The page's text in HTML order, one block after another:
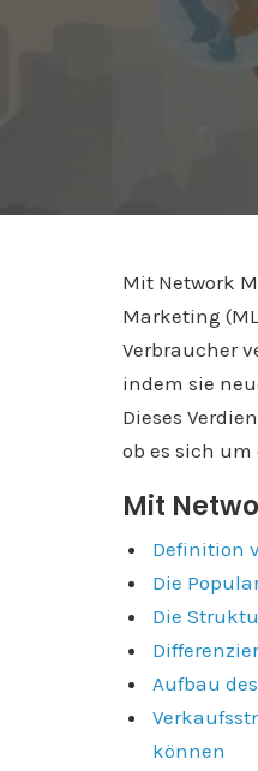
Mit Network
Marketing
Verbraucher
indem sie
Dieses
ob es sich
Mit
Definition
Die
Die
Aufbau
können